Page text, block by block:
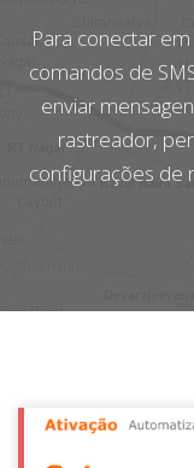
Para conectar
comandos de
enviar
rastreador,
configurações de